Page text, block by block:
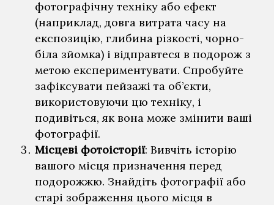
фотографічну техніку або ефект
(наприклад, довга витрата часу на
експозицію, глибина різкості, чорно-
біла зйомка) і відправтеся в подорож з
метою експериментувати. Спробуйте
зафіксувати пейзажі та об’єкти,
використовуючи цю техніку, і
подивіться, як вона може змінити ваші
фотографії.
Місцеві фотоісторії: Вивчіть історію
вашого місця призначення перед
подорожжю. Знайдіть фотографії або
старі зображення цього місця в